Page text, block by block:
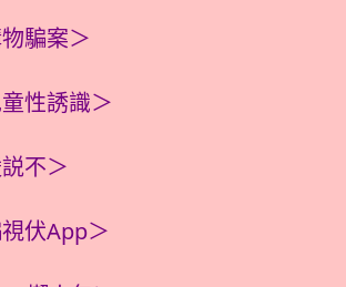
騙案＞
性誘識＞
不＞
伏App＞